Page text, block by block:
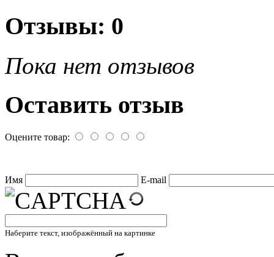
Отзывы: 0
Пока нет отзывов
Оставить отзыв
Оцените товар:
Имя E-mail
Наберите текст, изображённый на картинке